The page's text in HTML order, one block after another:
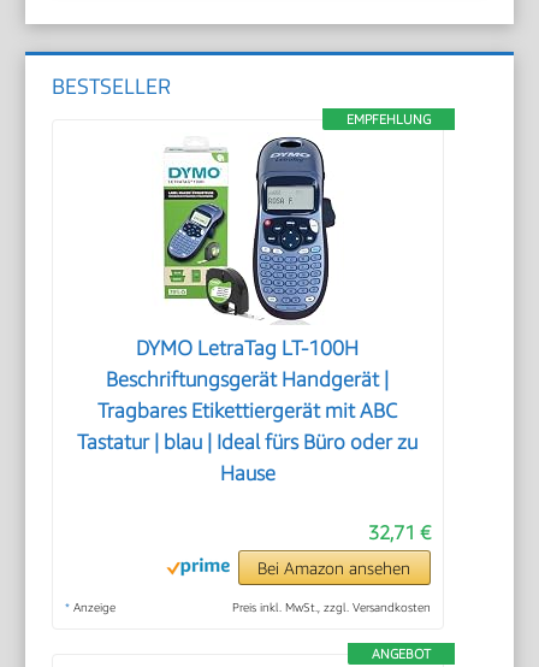
BESTSELLER
EMPFEHLUNG
DYMO LetraTag LT-100H
Beschriftungsgerät Handgerät |
Tragbares Etikettiergerät mit ABC
Tastatur | blau | Ideal fürs Büro oder zu
Hause
32,71 €
Bei Amazon ansehen
* Anzeige Preis inkl. MwSt., zzgl. Versandkosten
ANGEBOT